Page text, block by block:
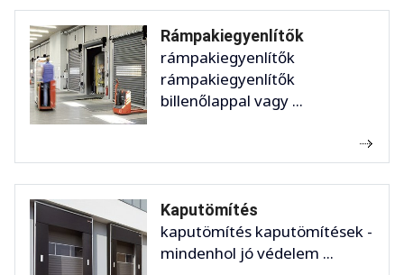
Rámpakiegyenlítők
rámpakiegyenlítők
rámpakiegyenlítők
billenőlappal vagy ...
Kaputömítés
kaputömítés kaputömítések -
mindenhol jó védelem ...